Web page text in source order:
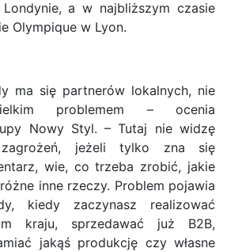
a w najbliższym czasie
Olympique w Lyon.
ma się partnerów lokalnych, nie
problemem – ocenia
Nowy Styl. – Tutaj nie widzę
jeżeli tylko zna się
wie, co trzeba zrobić, jakie
inne rzeczy. Problem pojawia
kiedy zaczynasz realizować
kraju, sprzedawać już B2B,
jakąś produkcję czy własne